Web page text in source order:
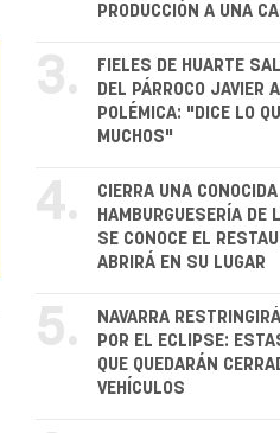
PRODUCCIÓN A UNA
3.
FIELES DE HUARTE
DEL PÁRROCO JAVIER
POLÉMICA: "DICE LO
MUCHOS"
4.
CIERRA UNA CONOCIDA
HAMBURGUESERÍA DE
SE CONOCE EL
ABRIRÁ EN SU LUGAR
5.
NAVARRA
POR EL ECLIPSE:
QUE QUEDARÁN
VEHÍCULOS